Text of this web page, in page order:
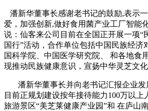
 潘新华董事长感谢老书记的鼓励,表示
爱，加强创新,做好食用菌产业工厂智能
说：仙客来公司目前在全国正开展一项“
国行”活动，合作单位包括中国民族经济
国科学院、中国医学研究院、 和各地食
现推动民族健康意识，宣扬中华灵芝文化
潘新华董事长并向老书记汇报企业发
目前正规划建设按年接待能力100万以
旅游景区“美芝莱健康产业园”和 在庐山